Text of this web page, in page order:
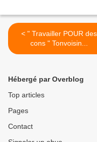
< " Travailler POUR des
cons " Tonvoisin...
Hébergé par Overblog
Top articles
Pages
Contact